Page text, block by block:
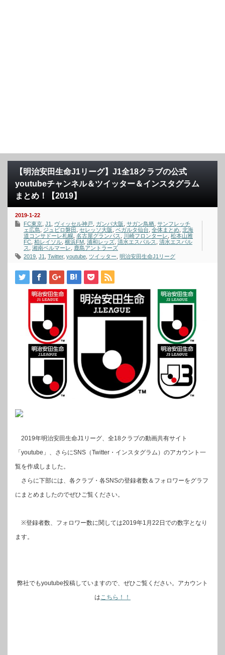
【明治安田生命J1リーグ】J1全18クラブの公式
youtubeチャンネル＆ツイッター＆インスタグラム
まとめ！【2019】
2019-1-22
FC東京 J1 ヴィッセル神戸 ガンバ大阪 サガン鳥栖 サンフレッチ
ェ広島
ジュビロ磐田 セレッソ大阪 ベガルタ仙台 全体まとめ 北海
道コンサドーレ札幌 名古屋グランパス 川崎フロンターレ 松本山雅
FC 柏レイソル 横浜FM 浦和レッズ 清水エスパルス
清水エスパル
ス
湘南ベルマーレ
鹿島アントラーズ
2019 J1 Twitter, youtube ツイッター 明治安田生命J1リーグ
2019年明治安田生命J1リーグ、全18クラブの動画共有サイト
「youtube」、さらにSNS（Twitter・インスタグラム）のアカウント一
覧を作成しました。
さらに下部には、各クラブ・各SNSの登録者数＆フォロワーをグラフ
にまとめましたのでぜひご覧ください。
※登録者数、フォロワー数に関しては2019年1月22日での数字となり
ます。
弊社でもyoutube投稿していますので、ぜひご覧ください。アカウント
は こちら！！